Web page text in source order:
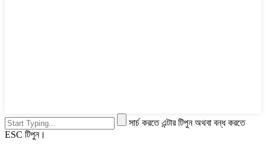
সার্চ করতে এন্টার টিপুন অথবা বন্ধ করতে
ESC টিপুন।